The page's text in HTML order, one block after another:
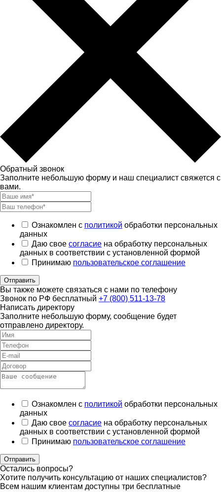
Обратный звонок
Заполните небольшую форму и наш специалист свяжется с
вами.
Ознакомлен с политикой обработки персональных
данных
Даю свое согласие на обработку персональных
данных в соответствии с установленной формой
Принимаю пользовательское соглашение
Отправить
Вы также можете связаться с нами по телефону
Звонок по РФ бесплатный +7 (800) 511-13-78
Написать директору
Заполните небольшую форму, сообщение будет
отправлено директору.
Ознакомлен с политикой обработки персональных
данных
Даю свое согласие на обработку персональных
данных в соответствии с установленной формой
Принимаю пользовательское соглашение
Отправить
Остались вопросы?
Хотите получить консультацию от наших специалистов?
Всем нашим клиентам доступны три бесплатные